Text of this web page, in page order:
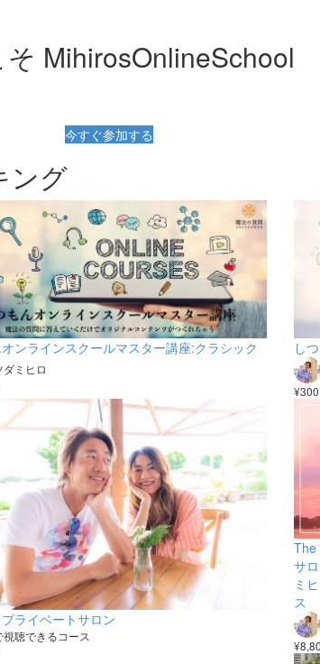
MihirosOnlineSchool
今すぐ参加する
ング
ンラインスクールマスター講座:クラシック
ダミヒロ
し
ライベートサロン
聴できるコース
The
サ
ミ
ス